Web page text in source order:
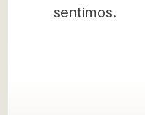
sentimos.